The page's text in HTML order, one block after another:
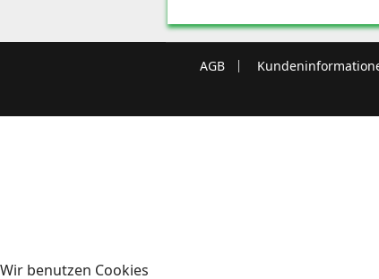
AGB
Wir benutzen Cookies